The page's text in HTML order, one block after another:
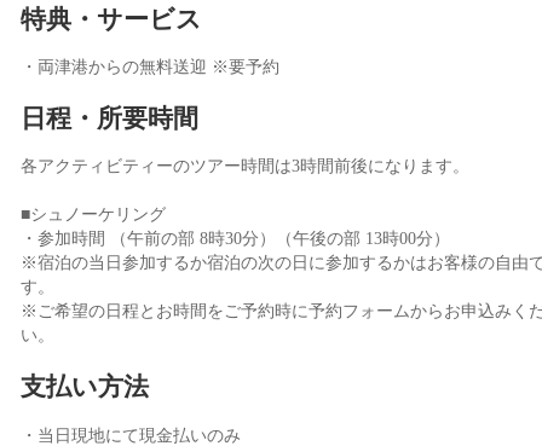
特典・サービス
・両津港からの無料送迎 ※要予約
日程・所要時間
各アクティビティーのツアー時間は3時間前後になります。
■シュノーケリング
・参加時間 （午前の部 8時30分）（午後の部 13時00分）
※宿泊の当日参加するか宿泊の次の日に参加するかはお客様の自由
す。
※ご希望の日程とお時間をご予約時に予約フォームからお申込みく
い。
支払い方法
・当日現地にて現金払いのみ